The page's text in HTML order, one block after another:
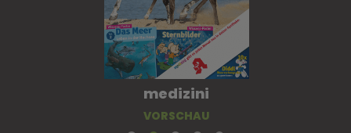
medizini
VORSCHAU